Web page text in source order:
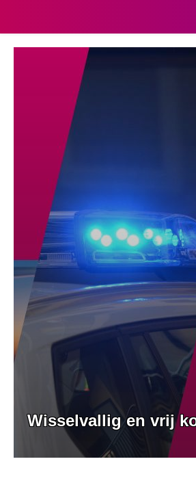
Wisselvallig en vrij